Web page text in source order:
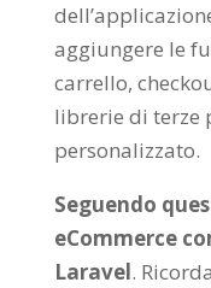
aggiungere le
carrello,
librerie di terze
personalizzato.
Seguendo
eCommerce
Laravel.